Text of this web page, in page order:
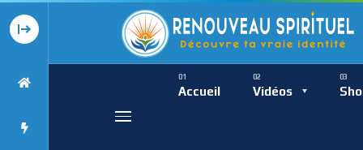
Accueil Vidéos
Présence